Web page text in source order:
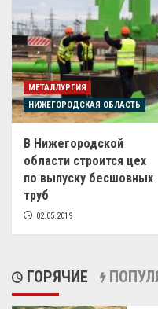
МЕТАЛЛУРГИЯ
НИЖЕГОРОДСКАЯ ОБЛАСТЬ
В Нижегородской
области строится цех
по выпуску бесшовных
труб
02.05.2019
ГОРЯЧИЕ